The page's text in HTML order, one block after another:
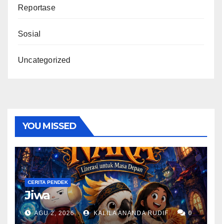
Reportase
Sosial
Uncategorized
YOU MISSED
CERITA PENDEK
Jiwa
AGU 2, 2026 KALILA ANANDA RUDIF 0